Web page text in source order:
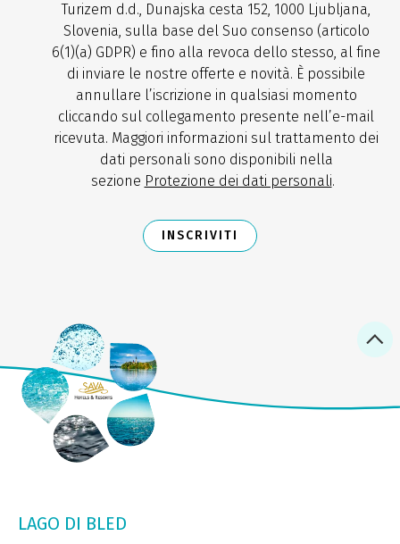
Turizem d.d., Dunajska cesta 152, 1000 Ljubljana,
Slovenia, sulla base del Suo consenso (articolo
6(1)(a) GDPR) e fino alla revoca dello stesso, al fine
di inviare le nostre offerte e novità. È possibile
annullare l’iscrizione in qualsiasi momento
cliccando sul collegamento presente nell’e-mail
ricevuta. Maggiori informazioni sul trattamento dei
dati personali sono disponibili nella
sezione Protezione dei dati personali.
INSCRIVITI
LAGO DI BLED